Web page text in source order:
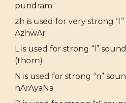
pundram
zh is used for very strong
AzhwAr
L is used for strong “l”
(thorn)
N is used for strong “n”
nArAyaNa